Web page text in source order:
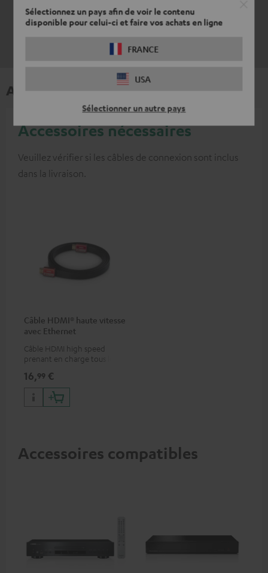
Sélectionnez un pays afin de voir le contenu
disponible pour celui-ci et faire vos achats en ligne
FRANCE
USA
Sélectionner un autre pays
Accessoires
Accessoires nécessaires
Veuillez vérifier si les câbles de connexion sont inclus
dans la livraison.
Câble HDMI® haute vitesse
avec Ethernet
Câble HDMI high speed
prenant en charge tous les
50/60p et 4K 3D
16,99 €
Accessoires compatibles